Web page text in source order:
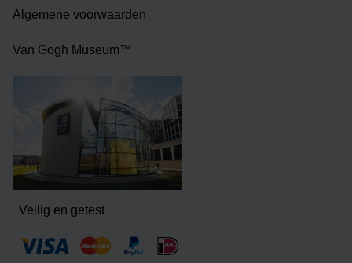
Algemene voorwaarden
Van Gogh Museum™
Veilig en getest